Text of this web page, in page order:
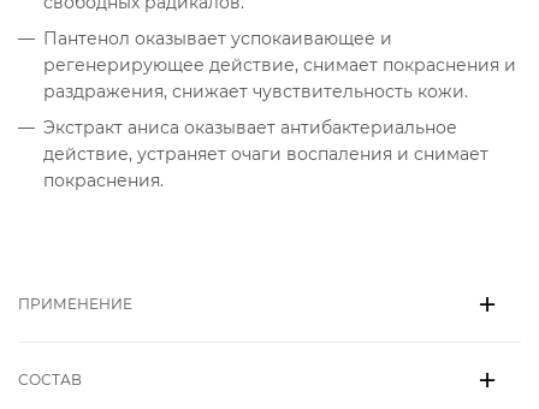
Пантенол оказывает успокаивающее и
регенерирующее действие, снимает покраснения и
раздражения, снижает чувствительность кожи.
Экстракт аниса оказывает антибактериальное
действие, устраняет очаги воспаления и снимает
покраснения.
ПРИМЕНЕНИЕ
СОСТАВ